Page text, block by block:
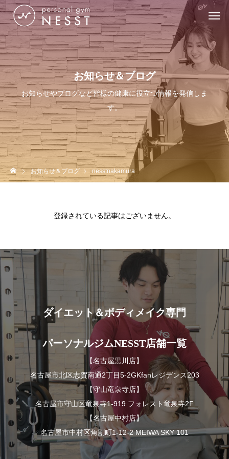
お知らせ＆ブログ
お知らせやブログなど皆様の健康に役立つ情報を発信しま
す。
お知らせ＆ブログ nesstnakamura
登録されている記事はございません。
ダイエット＆ボディメイク専門
パーソナルジムNESST店舗一覧
【名古屋黒川店】
名古屋市北区志賀南通2丁目5-2GKfanレジデンス203
【守山竜泉寺店】
名古屋市守山区竜泉寺1-919 フォレスト竜泉寺2F
【名古屋中村店】
名古屋市中村区角割町1-12-2 MEIWA SKY 101